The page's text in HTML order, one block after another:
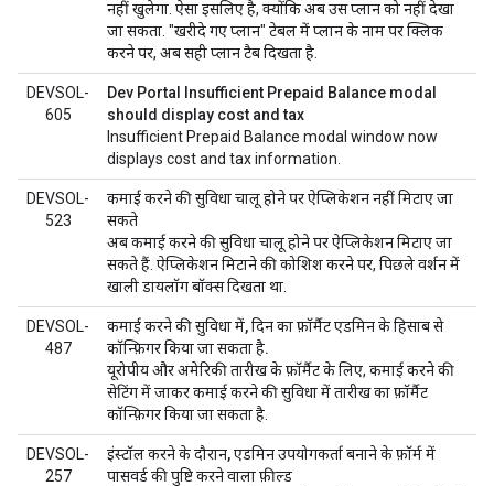
नहीं खुलेगा. ऐसा इसलिए है, क्योंकि अब उस प्लान को नहीं देखा
जा सकता. "खरीदे गए प्लान" टेबल में प्लान के नाम पर क्लिक
करने पर, अब सही प्लान टैब दिखता है.
DEVSOL-
605
Dev Portal Insufficient Prepaid Balance modal
should display cost and tax
Insufficient Prepaid Balance modal window now
displays cost and tax information.
DEVSOL-
523
कमाई करने की सुविधा चालू होने पर ऐप्लिकेशन नहीं मिटाए जा
सकते
अब कमाई करने की सुविधा चालू होने पर ऐप्लिकेशन मिटाए जा
सकते हैं. ऐप्लिकेशन मिटाने की कोशिश करने पर, पिछले वर्शन में
खाली डायलॉग बॉक्स दिखता था.
DEVSOL-
487
कमाई करने की सुविधा में, दिन का फ़ॉर्मैट एडमिन के हिसाब से
कॉन्फ़िगर किया जा सकता है.
यूरोपीय और अमेरिकी तारीख के फ़ॉर्मैट के लिए, कमाई करने की
सेटिंग में जाकर कमाई करने की सुविधा में तारीख का फ़ॉर्मैट
कॉन्फ़िगर किया जा सकता है.
DEVSOL-
257
इंस्टॉल करने के दौरान, एडमिन उपयोगकर्ता बनाने के फ़ॉर्म में
पासवर्ड की पुष्टि करने वाला फ़ील्ड